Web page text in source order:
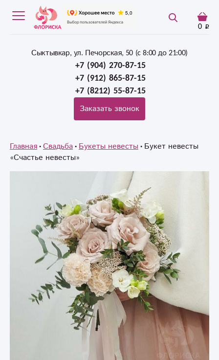
0
Сыктывкар, ул. Печорская, 50 (c 8:00 до 21:00)
+7 (904) 270-87-15
+7 (912) 865-87-15
+7 (8212) 55-87-15
Заказать звонок
Главная Свадьба Букеты невесты Букет невесты
«Счастье невесты»